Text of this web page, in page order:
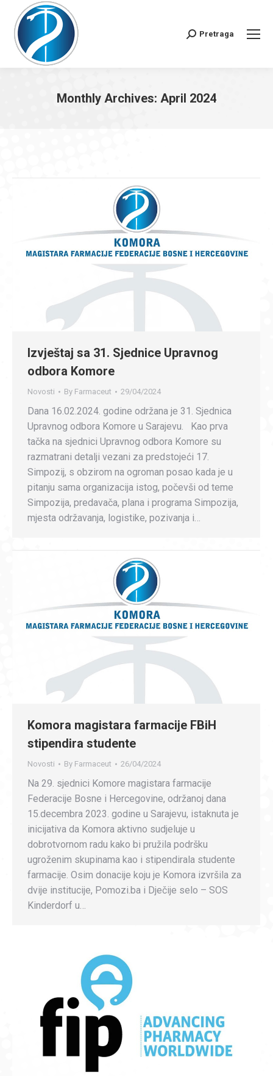
Search:
Pretraga
Monthly Archives: April 2024
Izvještaj sa 31. Sjednice Upravnog
odbora Komore
Novosti By Farmaceut 29/04/2024
Dana 16.02.2024. godine održana je 31. Sjednica
Upravnog odbora Komore u Sarajevu. Kao prva
tačka na sjednici Upravnog odbora Komore su
razmatrani detalji vezani za predstojeći 17.
Simpozij, s obzirom na ogroman posao kada je u
pitanju sama organizacija istog, počevši od teme
Simpozija, predavača, plana i programa Simpozija,
mjesta održavanja, logistike, pozivanja i…
Komora magistara farmacije FBiH
stipendira studente
Novosti By Farmaceut 26/04/2024
Na 29. sjednici Komore magistara farmacije
Federacije Bosne i Hercegovine, održanoj dana
15.decembra 2023. godine u Sarajevu, istaknuta je
inicijativa da Komora aktivno sudjeluje u
dobrotvornom radu kako bi pružila podršku
ugroženim skupinama kao i stipendirala studente
farmacije. Osim donacije koju je Komora izvršila za
dvije institucije, Pomozi.ba i Dječije selo – SOS
Kinderdorf u…